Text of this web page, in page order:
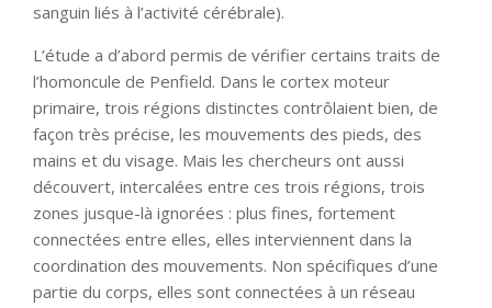
sanguin liés à l’activité cérébrale).
L’étude a d’abord permis de vérifier certains traits de
l’homoncule de Penfield. Dans le cortex moteur
primaire, trois régions distinctes contrôlaient bien, de
façon très précise, les mouvements des pieds, des
mains et du visage. Mais les chercheurs ont aussi
découvert, intercalées entre ces trois régions, trois
zones jusque-là ignorées : plus fines, fortement
connectées entre elles, elles interviennent dans la
coordination des mouvements. Non spécifiques d’une
partie du corps, elles sont connectées à un réseau